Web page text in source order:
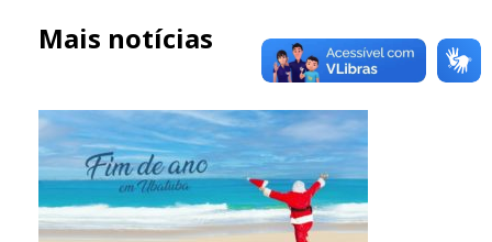
Mais notícias